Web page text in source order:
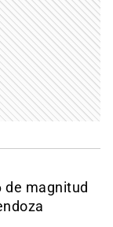
de magnitud